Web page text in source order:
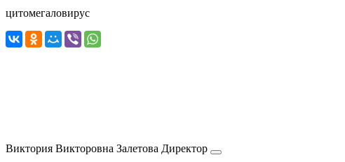
цитомегаловирус
Виктория Викторовна Залетова Директор